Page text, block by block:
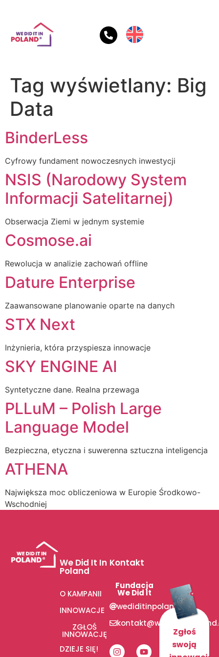
Tag wyświetlany: Big
Data
BinderLess
Cyfrowy fundament nowoczesnych inwestycji
NSIS (Narodowy System
Informacji Satelitarnej)
Obserwacja Ziemi w jednym systemie
Cosmose.ai
Rewolucja w analizie zachowań offline
Dature Enterprise
Zaawansowane planowanie oparte na danych
STX Next
Inżynieria, która przyspiesza innowacje
SKY ENGINE AI
Syntetyczne dane. Realna przewaga
PLLuM – Polish Large
Language Model
Bezpieczna, etyczna i suwerenna sztuczna inteligencja
ATHENA
Największa moc obliczeniowa w Europie Środkowo-
Wschodniej
We Did It In
Poland
O KAMPANII
INNOWACJE
ZGŁOŚ
INNOWACJĘ
DZIEJE SIĘ!
Kontakt
Fundacja
We Did It
wediditinpoland
Zgłoś
swoją